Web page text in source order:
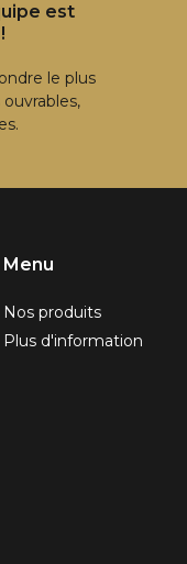
est
le plus
Menu
Nos produits
Plus d'information